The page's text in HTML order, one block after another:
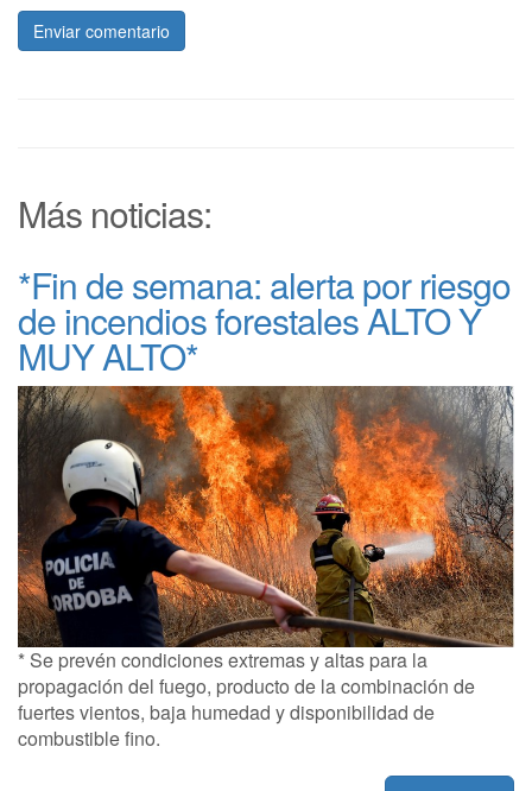
Enviar comentario
Más noticias:
*Fin de semana: alerta por riesgo
de incendios forestales ALTO Y
MUY ALTO*
* Se prevén condiciones extremas y altas para la
propagación del fuego, producto de la combinación de
fuertes vientos, baja humedad y disponibilidad de
combustible fino.